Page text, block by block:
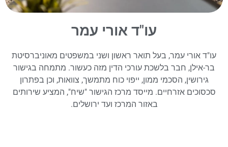
עו"ד אורי עמר
עו"ד אורי עמר, בעל תואר ראשון ושני במשפטים מאוניברסיטת
בר-אילן, חבר בלשכת עורכי הדין מזה כעשור. מתמחה בגישור
גירושין, הסכמי ממון, ייפוי כוח מתמשך, צוואות, וכן בפתרון
סכסוכים אזרחיים. מייסד מרכז הגישור "שיח", המציע שירותים
באזור המרכז ועד ירושלים.